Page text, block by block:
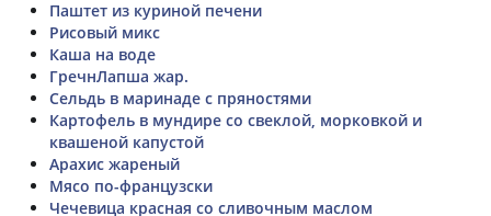
Паштет из куриной печени
Рисовый микс
Каша на воде
ГречнЛапша жар.
Сельдь в маринаде с пряностями
Картофель в мундире со свеклой, морковкой и
квашеной капустой
Арахис жареный
Мясо по-французски
Чечевица красная со сливочным маслом